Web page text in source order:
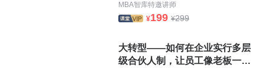
大利亚的悉尼、墨尔本、英国的伦敦和斐济设有
（MICPA）于1958年7月26日按马来西亚《1940— 1946年
公司法令》组建。1964年7月更名为马来西亚注册会计师公
MBA智库特邀讲师
¥199 ¥299
大转型——如何在企业实行多层
级合伙人制，让员工像老板一样